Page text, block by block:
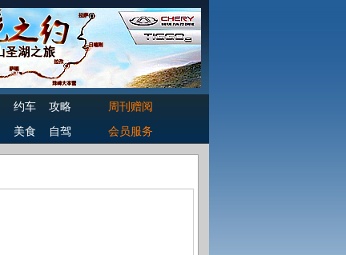
约车
攻略
美食
自驾
周刊赠阅
会员服务